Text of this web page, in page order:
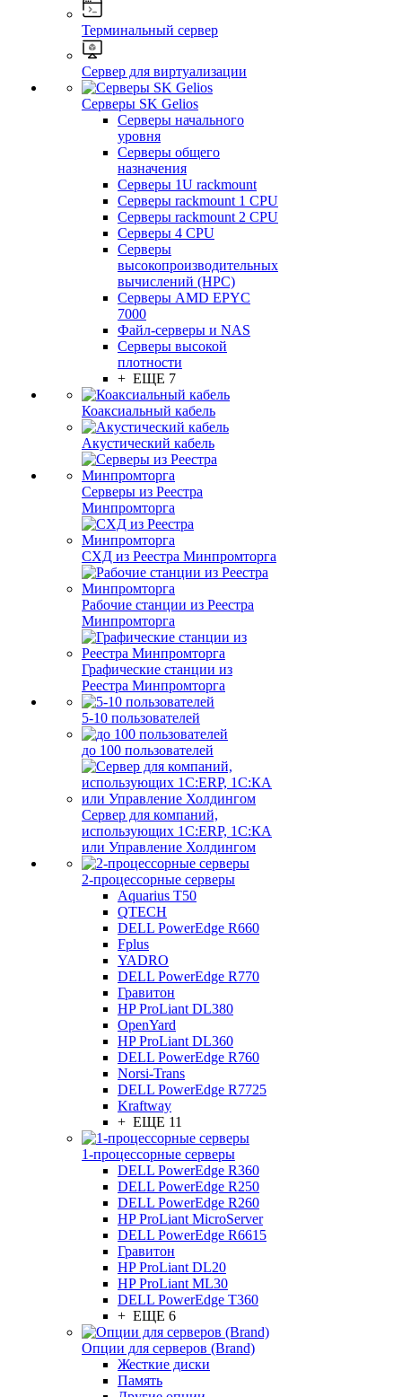
Терминальный сервер
Сервер для виртуализации
Серверы SK Gelios
Серверы начального
уровня
Серверы общего
назначения
Серверы 1U rackmount
Серверы rackmount 1 CPU
Серверы rackmount 2 CPU
Серверы 4 CPU
Серверы
высокопроизводительных
вычислений (HPC)
Серверы AMD EPYC
7000
Файл-серверы и NAS
Серверы высокой
плотности
+ ЕЩЕ 7
Коаксиальный кабель
Акустический кабель
Серверы из Реестра
Минпромторга
СХД из Реестра Минпромторга
Рабочие станции из Реестра
Минпромторга
Графические станции из
Реестра Минпромторга
5-10 пользователей
до 100 пользователей
Сервер для компаний,
использующих 1C:ERP, 1С:КА
или Управление Холдингом
2-процессорные серверы
Aquarius T50
QTECH
DELL PowerEdge R660
Fplus
YADRO
DELL PowerEdge R770
Гравитон
HP ProLiant DL380
OpenYard
HP ProLiant DL360
DELL PowerEdge R760
Norsi-Trans
DELL PowerEdge R7725
Kraftway
+ ЕЩЕ 11
1-процессорные серверы
DELL PowerEdge R360
DELL PowerEdge R250
DELL PowerEdge R260
HP ProLiant MicroServer
DELL PowerEdge R6615
Гравитон
HP ProLiant DL20
HP ProLiant ML30
DELL PowerEdge T360
+ ЕЩЕ 6
Опции для серверов (Brand)
Жесткие диски
Память